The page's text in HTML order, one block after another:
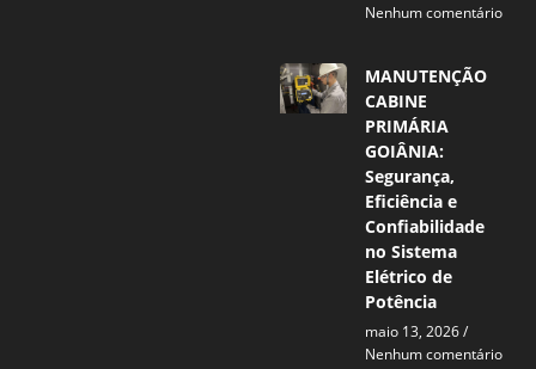
Nenhum comentário
MANUTENÇÃO
CABINE
PRIMÁRIA
GOIÂNIA:
Segurança,
Eficiência e
Confiabilidade
no Sistema
Elétrico de
Potência
maio 13, 2026
Nenhum comentário